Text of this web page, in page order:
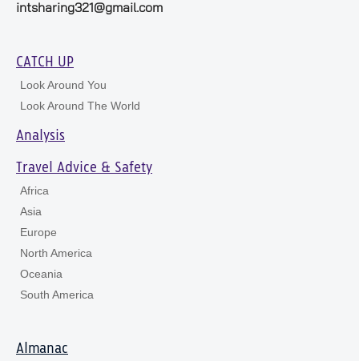
intsharing321@gmail.com
CATCH UP
Look Around You
Look Around The World
Analysis
Travel Advice & Safety
Africa
Asia
Europe
North America
Oceania
South America
Almanac